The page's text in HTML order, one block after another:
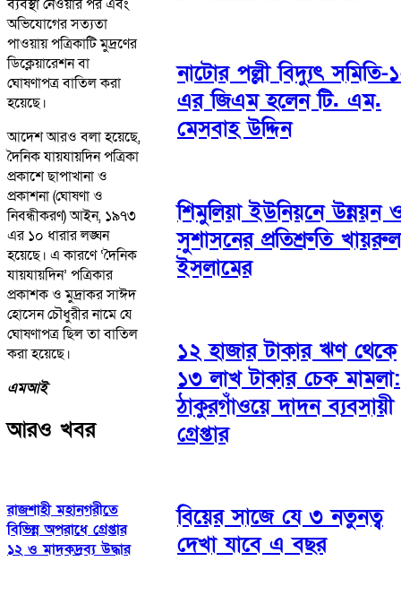
ব্যবস্থা নেওয়ার পর এবং
অভিযোগের সত্যতা
পাওয়ায় পত্রিকাটি মুদ্রণের
ডিক্লেয়ারেশন বা
ঘোষণাপত্র বাতিল করা
হয়েছে।
আদেশ আরও বলা হয়েছে,
দৈনিক যায়যায়দিন পত্রিকা
প্রকাশে ছাপাখানা ও
প্রকাশনা (ঘোষণা ও
নিবন্ধীকরণ) আইন, ১৯৭৩
এর ১০ ধারার লঙ্ঘন
হয়েছে। এ কারণে ‘দৈনিক
যায়যায়দিন’ পত্রিকার
প্রকাশক ও মুদ্রাকর সাঈদ
হোসেন চৌধুরীর নামে যে
ঘোষণাপত্র ছিল তা বাতিল
করা হয়েছে।
এমআই
আরও খবর
রাজশাহী মহানগরীতে
বিভিন্ন অপরাধে গ্রেপ্তার
১২ ও মাদকদ্রব্য উদ্ধার
নাটোর পল্লী বিদ্যুৎ সমিতি-
এর জিএম হলেন টি. এম.
মেসবাহ উদ্দিন
শিমুলিয়া ইউনিয়নে উন্নয়ন
সুশাসনের প্রতিশ্রুতি খায়রুল
ইসলামের
১২ হাজার টাকার ঋণ থেকে
১৩ লাখ টাকার চেক মামলা:
ঠাকুরগাঁওয়ে দাদন ব্যবসায়ী
গ্রেপ্তার
বিয়ের সাজে যে ৩ নতুনত্ব
দেখা যাবে এ বছর